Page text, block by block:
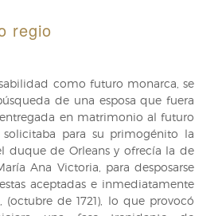
regio
como futuro monarca, se
de una esposa que fuera
en matrimonio al futuro
solicitaba para su primogénito la
duque de Orleans y ofrecía la de
Ana Victoria, para desposarse
aceptadas e inmediatamente
(octubre de 1721), lo que provocó